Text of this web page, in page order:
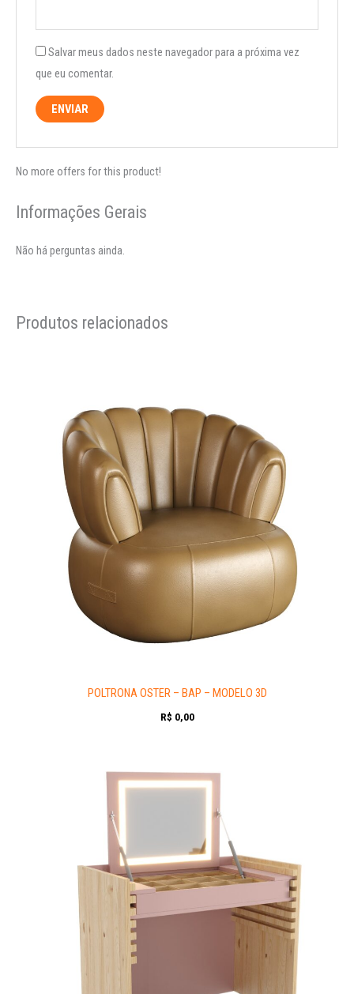
Salvar meus dados neste navegador para a próxima vez
que eu comentar.
No more offers for this product!
Informações Gerais
Não há perguntas ainda.
Produtos relacionados
POLTRONA OSTER – BAP – MODELO 3D
R$ 0,00